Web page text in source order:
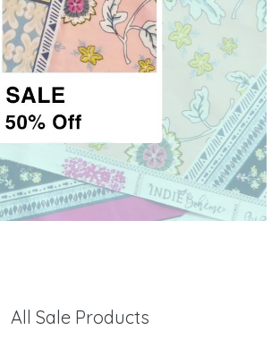
All Sale Products